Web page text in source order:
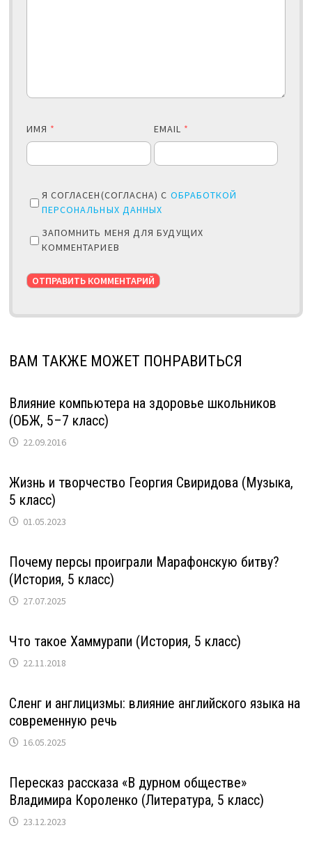
ИМЯ * EMAIL *
Я СОГЛАСЕН(СОГЛАСНА) С ОБРАБОТКОЙ
ПЕРСОНАЛЬНЫХ ДАННЫХ
ЗАПОМНИТЬ МЕНЯ ДЛЯ БУДУЩИХ
КОММЕНТАРИЕВ
ВАМ ТАКЖЕ МОЖЕТ ПОНРАВИТЬСЯ
Влияние компьютера на здоровье школьников
(ОБЖ, 5–7 класс)
22.09.2016
Жизнь и творчество Георгия Свиридова (Музыка,
5 класс)
01.05.2023
Почему персы проиграли Марафонскую битву?
(История, 5 класс)
27.07.2025
Что такое Хаммурапи (История, 5 класс)
22.11.2018
Сленг и англицизмы: влияние английского языка на
современную речь
16.05.2025
Пересказ рассказа «В дурном обществе»
Владимира Короленко (Литература, 5 класс)
23.12.2023